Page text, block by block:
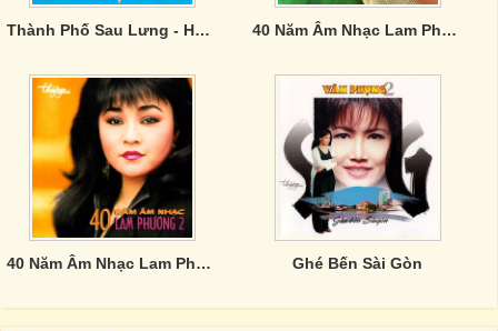
Thành Phố Sau Lưng - Hương Lan, Mỹ Lan 40 Năm Âm Nhạc Lam Phương 1
40 Năm Âm Nhạc Lam Phương 2 Ghé Bến Sài Gòn